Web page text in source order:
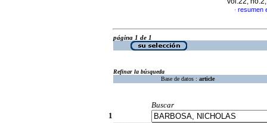
· resumen
página 1 de 1
Refinar la búsqueda
Base de datos : article
Buscar
1